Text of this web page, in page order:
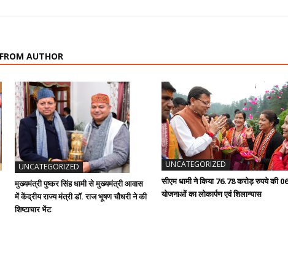
AUTHOR
UNCATEGORIZED
मुख्यमंत्री पुष्कर सिंह धामी से मुख्यमंत्री आवास
में केंद्रीय राज्य मंत्री डॉ. राज भूषण चौधरी ने की
शिष्टाचार भेंट
UNCATEGORIZED
सीएम धामी ने किया 76.78 करोड़ रुपये की 06
योजनाओं का लोकार्पण एवं शिलान्यास